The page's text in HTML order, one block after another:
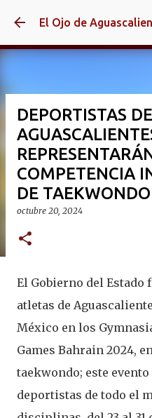
Ir al
El Ojo de
DEPORTISTAS DE
COMPETENCIA
DE TAEKWONDO
octubre 20, 2024
El Gobierno del Estado
atletas de
México en los
Games Bahrain 2024,
taekwondo; este
deportistas de todo el